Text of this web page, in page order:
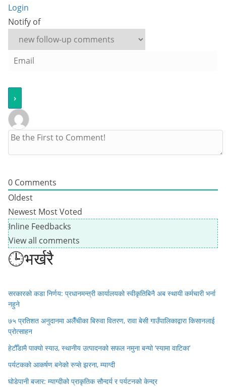
Login
Notify of
0 Comments
Oldest
Newest Most Voted
Inline Feedbacks
View all comments
🕒भर्खरै
सरकारको कडा निर्णय: प्रधानमन्त्री कार्यालयको स्वीकृतिबिनै अब स्थायी कर्मचारी भर्ना
नहुने
७५ प्रतिशत अनुदानमा अलैँचीका बिरुवा वितरण, रावा बेसी गाउँपालिकाद्वारा किसानलाई
प्रोत्साहन
हेटौँडामै पाक्यो स्याउ, स्थानीय उत्पादनको सफल नमुना बन्यो ‘स्यामा वाटिका’
पर्यटकको आकर्षण बनेको रुप्से झरना, म्याग्दी
घोडेपानी बजार: म्याग्दीको प्राकृतिक सौन्दर्य र पर्यटनको केन्द्र